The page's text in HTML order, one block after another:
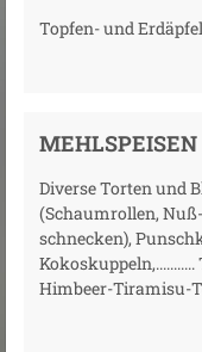
Topfen- und
MEHLSPEISEN
Diverse Torten und
(Schaumrollen,
schnecken),
Himbeer-Tiramisu-